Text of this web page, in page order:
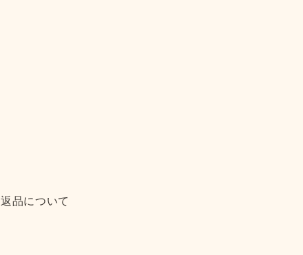
返品について